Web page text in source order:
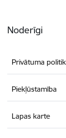
Noderīgi
Privātuma
Piekļūstamība
Lapas karte